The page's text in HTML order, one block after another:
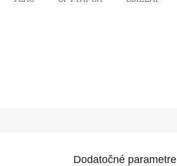
Dodatočné parametre